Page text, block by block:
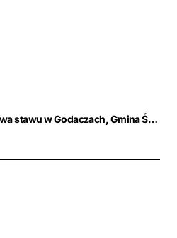
Przebudowa stawu w Godaczach, Gmina Świercze